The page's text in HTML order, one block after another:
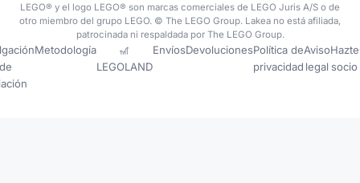
LEGO® y el logo LEGO® son marcas comerciales de LEGO Juris A/S o de
otro miembro del grupo LEGO. © The LEGO Group. Lakea no está afiliada,
patrocinada ni respaldada por The LEGO Group.
de
Metodología
🎢
LEGOLAND
EnvíosDevolucionesPolítica de
privacidad
Aviso
legal
Hazte
socio